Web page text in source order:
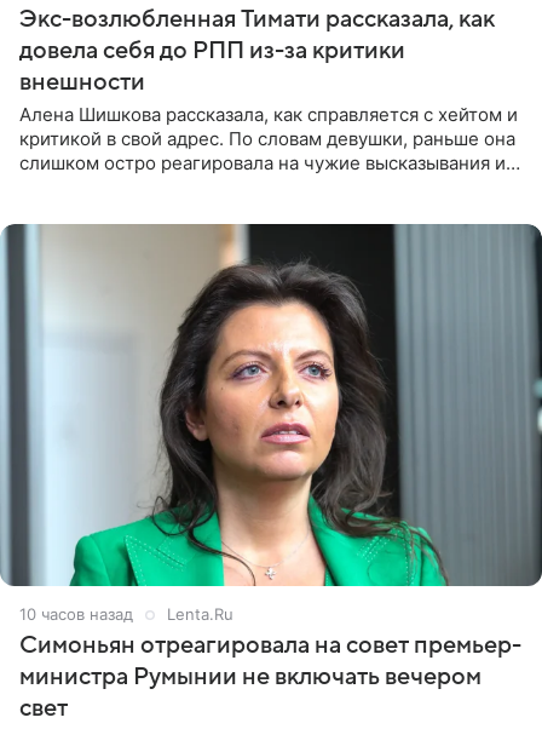
Экс-возлюбленная Тимати рассказала, как
довела себя до РПП из-за критики
внешности
Алена Шишкова рассказала, как справляется с хейтом и
критикой в свой адрес. По словам девушки, раньше она
слишком остро реагировала на чужие высказывания и
10 часов назад Lenta.Ru
Симоньян отреагировала на совет премьер-
министра Румынии не включать вечером
свет